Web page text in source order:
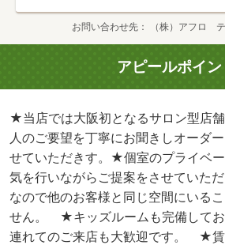
お問い合わせ先 （株）アフロ
アピールポイン
★当店では大阪初となるサロン型店
人のご要望を丁寧にお聞きしオーダ
せていただきす。★個室のプライベ
気を行いながらご提案をさせてい
なので他のお客様と同じ空間にいる
せん。 ★キッズルームも完備してお
連れてのご来店も大歓迎です。 ★賃